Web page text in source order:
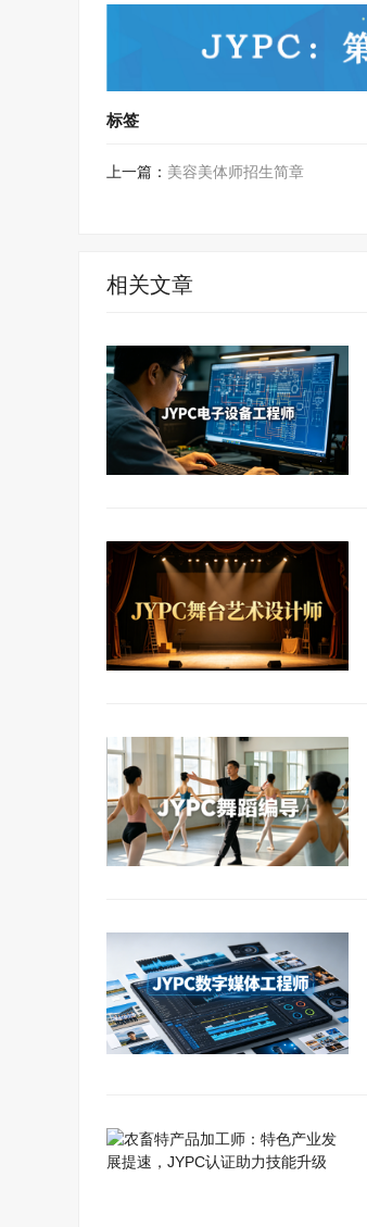
标签
上一篇： 美容美体师招生简章
相关文章